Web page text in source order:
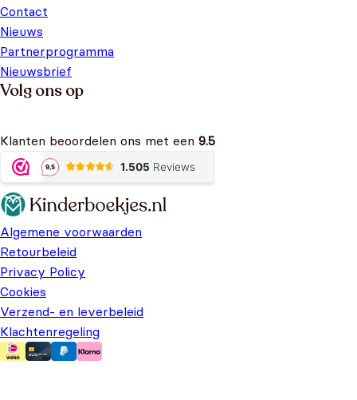
Contact
Nieuws
Partnerprogramma
Nieuwsbrief
Volg ons op
Klanten beoordelen ons met een 9.5
Algemene voorwaarden
Retourbeleid
Privacy Policy
Cookies
Verzend- en leverbeleid
Klachtenregeling